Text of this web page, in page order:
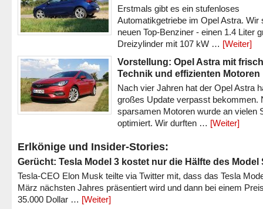
Erstmals gibt es ein stufenloses
Automatikgetriebe im Opel Astra. Wir
neuen Top-Benziner - einen 1.4 Liter
Dreizylinder mit 107 kW … [Weiter]
Vorstellung: Opel Astra mit
Technik und effizienten Motoren
Nach vier Jahren hat der Opel Astra
großes Update verpasst bekommen.
sparsamen Motoren wurde an vielen
optimiert. Wir durften … [Weiter]
Erlkönige und Insider-Stories:
Gerücht: Tesla Model 3 kostet nur die Hälfte des Model
Tesla-CEO Elon Musk teilte via Twitter mit, dass das Tesla
März nächsten Jahres präsentiert wird und dann bei einem
35.000 Dollar … [Weiter]